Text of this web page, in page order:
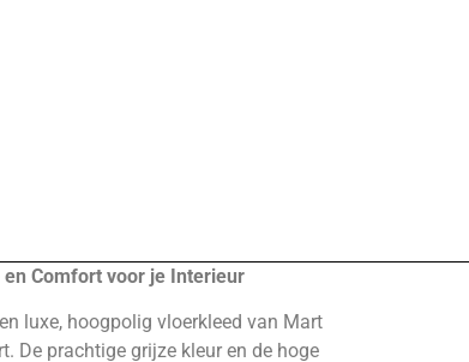
Comfort voor je Interieur
luxe, hoogpolig vloerkleed van Mart
De prachtige grijze kleur en de hoge